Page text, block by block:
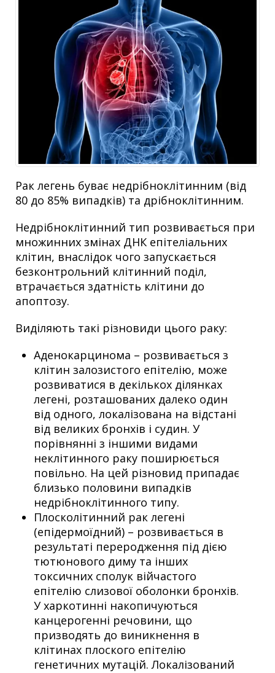
Рак легень буває недрібноклітинним (від
80 до 85% випадків) та дрібноклітинним.
Недрібноклітинний тип розвивається при
множинних змінах ДНК епітеліальних
клітин, внаслідок чого запускається
безконтрольний клітинний поділ,
втрачається здатність клітини до
апоптозу.
Виділяють такі різновиди цього раку:
Аденокарцинома – розвивається з
клітин залозистого епітелію, може
розвиватися в декількох ділянках
легені, розташованих далеко один
від одного, локалізована на відстані
від великих бронхів і судин. У
порівнянні з іншими видами
неклітинного раку поширюється
повільно. На цей різновид припадає
близько половини випадків
недрібноклітинного типу.
Плосколітинний рак легені
(епідермоїдний) – розвивається в
результаті переродження під дією
тютюнового диму та інших
токсичних сполук війчастого
епітелію слизової оболонки бронхів.
У харкотинні накопичуються
канцерогенні речовини, що
призводять до виникнення в
клітинах плоского епітелію
генетичних мутацій. Локалізований